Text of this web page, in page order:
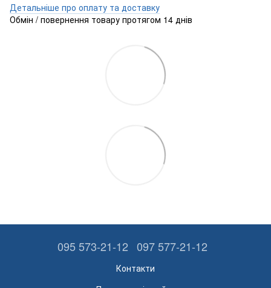
Детальніше про оплату та доставку
Обмін / повернення товару протягом 14 днів
095 573-21-12 097 577-21-12
Контакти